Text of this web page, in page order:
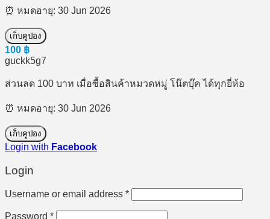
⏰ หมดอายุ: 30 Jun 2026
เก็บคูปอง
100 ฿
guckk5g7
ส่วนลด 100 บาท เมื่อซื้อสินค้าหมวดหมู่ โน๊ตบุ๊ค ได้ทุกยี่ห้อ
⏰ หมดอายุ: 30 Jun 2026
เก็บคูปอง
Login with Facebook
Login
Username or email address *Required
Password *Required